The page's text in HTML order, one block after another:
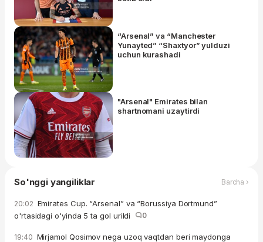
“Arsenal” va “Manchester
Yunayted” “Shaxtyor” yulduzi
uchun kurashadi
"Arsenal" Emirates bilan
shartnomani uzaytirdi
So'nggi yangiliklar Barcha ›
20:02 Emirates Cup. “Arsenal” va “Borussiya Dortmund”
o'rtasidagi o'yinda 5 ta gol urildi
0
19:40 Mirjamol Qosimov nega uzoq vaqtdan beri maydonga